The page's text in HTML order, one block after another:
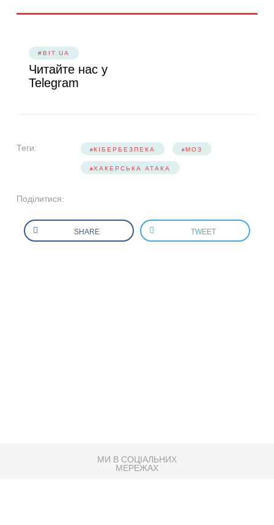
#BIT.UA
Читайте нас у
Telegram
Теги: КІБЕРБЕЗПЕКА МОЗ
ХАКЕРСЬКА АТАКА
Поділитися:
SHARE TWEET
МИ В СОЦІАЛЬНИХ
МЕРЕЖАХ